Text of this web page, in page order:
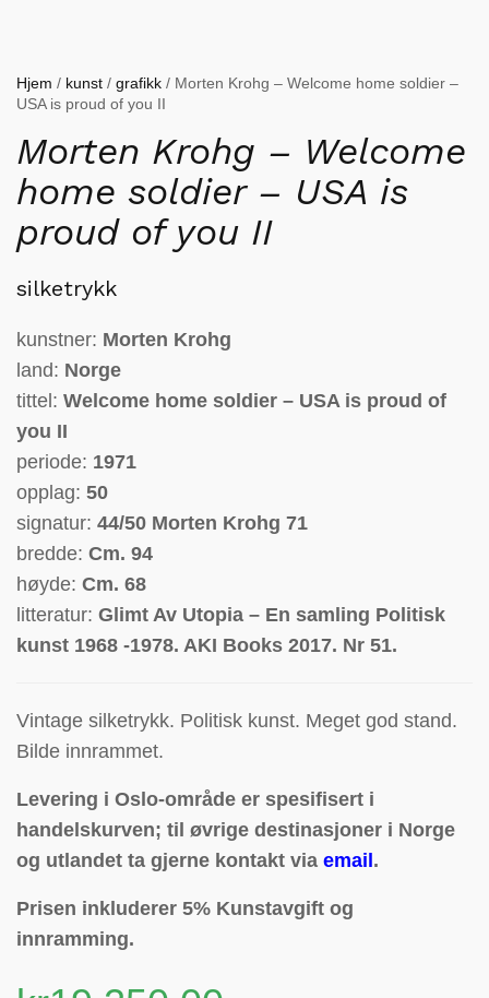
Hjem / kunst / grafikk / Morten Krohg – Welcome home soldier –
USA is proud of you II
Morten Krohg – Welcome
home soldier – USA is
proud of you II
silketrykk
kunstner: Morten Krohg
land: Norge
tittel: Welcome home soldier – USA is proud of
you II
periode: 1971
opplag: 50
signatur: 44/50 Morten Krohg 71
bredde: Cm. 94
høyde: Cm. 68
litteratur: Glimt Av Utopia – En samling Politisk
kunst 1968 -1978. AKI Books 2017. Nr 51.
Vintage silketrykk. Politisk kunst. Meget god stand.
Bilde innrammet.
Levering i Oslo-område er spesifisert i
handelskurven; til øvrige destinasjoner i Norge
og utlandet ta gjerne kontakt via email .
Prisen inkluderer 5% Kunstavgift og
innramming.